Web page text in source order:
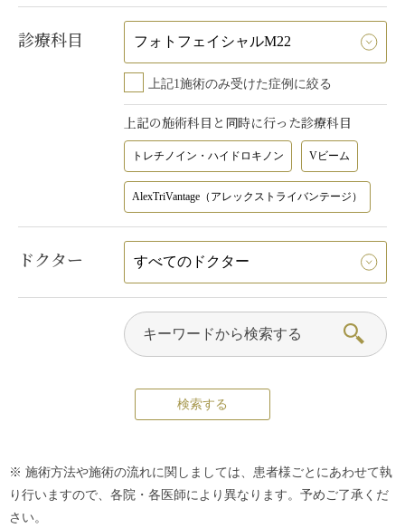
診療科目
上記1施術のみ受けた症例に絞る
上記の施術科目と同時に行った診療科目
トレチノイン・ハイドロキノン Vビーム
AlexTriVantage（アレックストライバンテージ）
ドクター
※ 施術方法や施術の流れに関しましては、患者様ごとにあわせて執
り行いますので、各院・各医師により異なります。予めご了承くだ
さい。